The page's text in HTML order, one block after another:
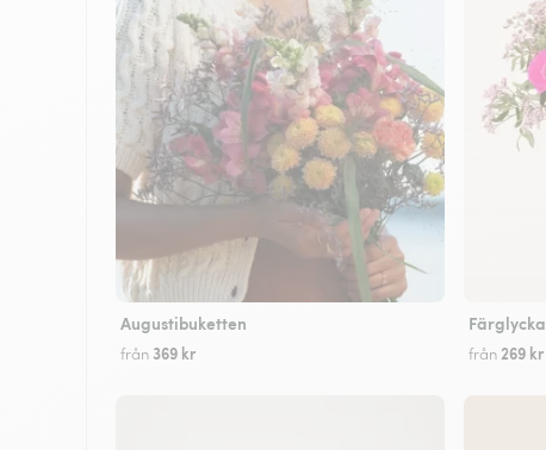
Augustibuketten
från 369 kr
Färglycka
från 269 kr